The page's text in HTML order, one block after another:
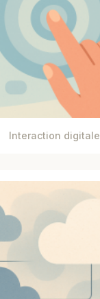
Interaction digitale